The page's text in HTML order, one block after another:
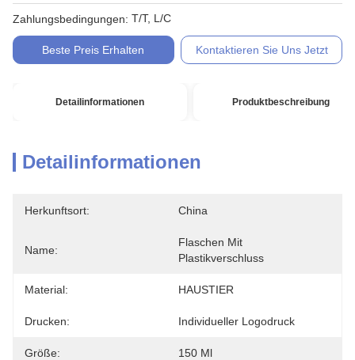
Zahlungsbedingungen: T/T, L/C
Beste Preis Erhalten Kontaktieren Sie Uns Jetzt
Detailinformationen Produktbeschreibung
Detailinformationen
Herkunftsort: China
Name:
Flaschen Mit
Plastikverschluss
Material: HAUSTIER
Drucken: Individueller Logodruck
Größe: 150 Ml